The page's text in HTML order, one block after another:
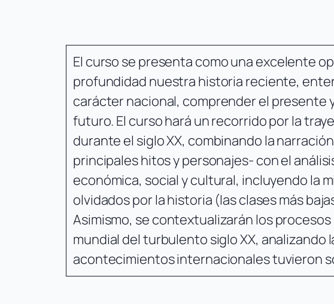
El curso se presenta como una excelente
profundidad nuestra historia reciente,
carácter nacional, comprender el presente
futuro. El curso hará un recorrido por la
durante el siglo XX, combinando la
principales hitos y personajes- con el
económica, social y cultural, incluyendo la
olvidados por la historia (las clases más
Asimismo, se contextualizarán los
mundial del turbulento siglo XX, analizando
acontecimientos internacionales tuvieron